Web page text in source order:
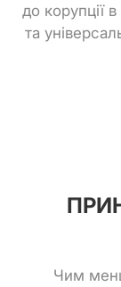
до корупції
та
Чим